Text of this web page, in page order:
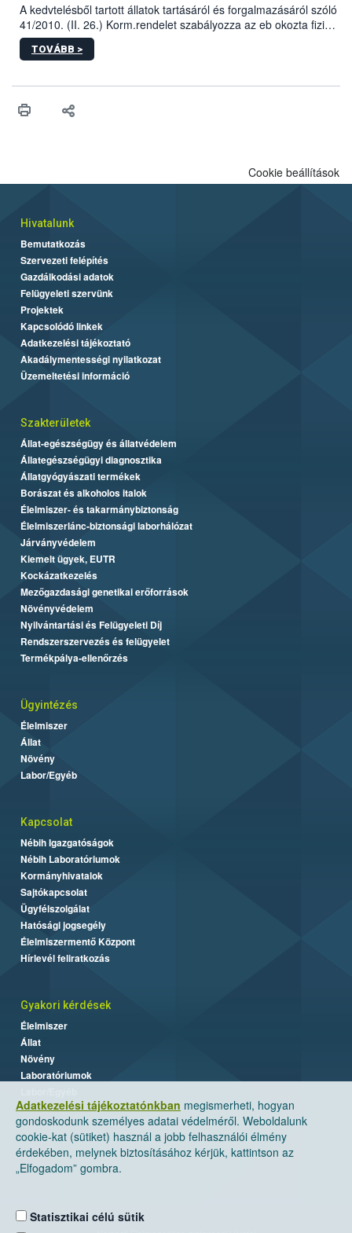
A kedvtelésből tartott állatok tartásáról és forgalmazásáról szóló
41/2010. (II. 26.) Korm.rendelet szabályozza az eb okozta fizikai
sérülés, illetve ennek veszélye keletkezésekor felmerülő
hatósági feladatokat, valamint a veszélyes eb tartását és annak
vonni az ebek viselkedésének megítélésében jártas szakértőt.
TOVÁBB >
Adatkezelési tájékoztatónkban megismerheti, hogyan
gondoskodunk személyes adatai védelméről. Weboldalunk
cookie-kat (sütiket) használ a jobb felhasználói élmény
érdekében, melynek biztosításához kérjük, kattintson az
„Elfogadom” gombra.
Statisztikai célú sütik
Cookie beállítások
Hivatalunk
Bemutatkozás
Szervezeti felépítés
Gazdálkodási adatok
Felügyeleti szervünk
Projektek
Kapcsolódó linkek
Adatkezelési tájékoztató
Akadálymentességi nyilatkozat
Üzemeltetési információ
Szakterületek
Állat-egészségügy és állatvédelem
Állategészségügyi diagnosztika
Állatgyógyászati termékek
Borászat és alkoholos italok
Élelmiszer- és takarmánybiztonság
Élelmiszerlánc-biztonsági laborhálózat
Járványvédelem
Kiemelt ügyek, EUTR
Kockázatkezelés
Mezőgazdasági genetikai erőforrások
Növényvédelem
Nyilvántartási és Felügyeleti Díj
Rendszerszervezés és felügyelet
Termékpálya-ellenőrzés
Ügyintézés
Élelmiszer
Állat
Növény
Labor/Egyéb
Kapcsolat
Nébih Igazgatóságok
Nébih Laboratóriumok
Kormányhivatalok
Sajtókapcsolat
Ügyfélszolgálat
Hatósági jogsegély
Élelmiszermentő Központ
Hírlevél feliratkozás
Gyakori kérdések
Élelmiszer
Állat
Növény
Laboratóriumok